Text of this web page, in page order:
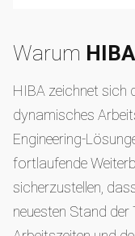
Warum
HIBA zeichnet sich
dynamisches
Engineering-
fortlaufende
sicherzustellen,
neuesten Stand